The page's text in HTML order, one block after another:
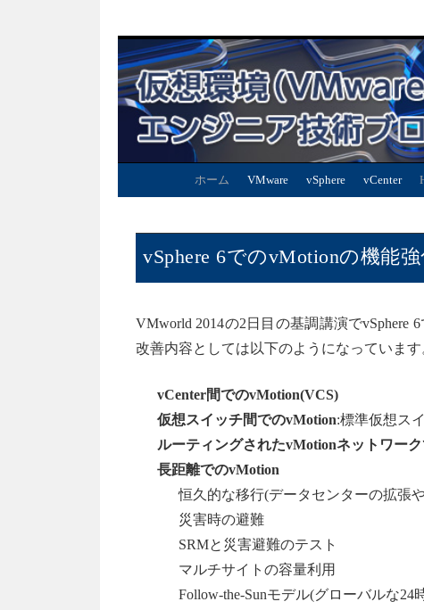
ホーム VMware vSphere vCenter
vSphere 6でのvMotionの機能
VMworld 2014の2日目の基調講演でvSphere
改善内容としては以下のようになっています
vCenter間でのvMotion(VCS)
仮想スイッチ間でのvMotion:標準仮想ス
ルーティングされたvMotionネットワー
長距離でのvMotion
恒久的な移行(データセンターの拡張
災害時の避難
SRMと災害避難のテスト
マルチサイトの容量利用
Follow-the-Sunモデル(グローバルな24